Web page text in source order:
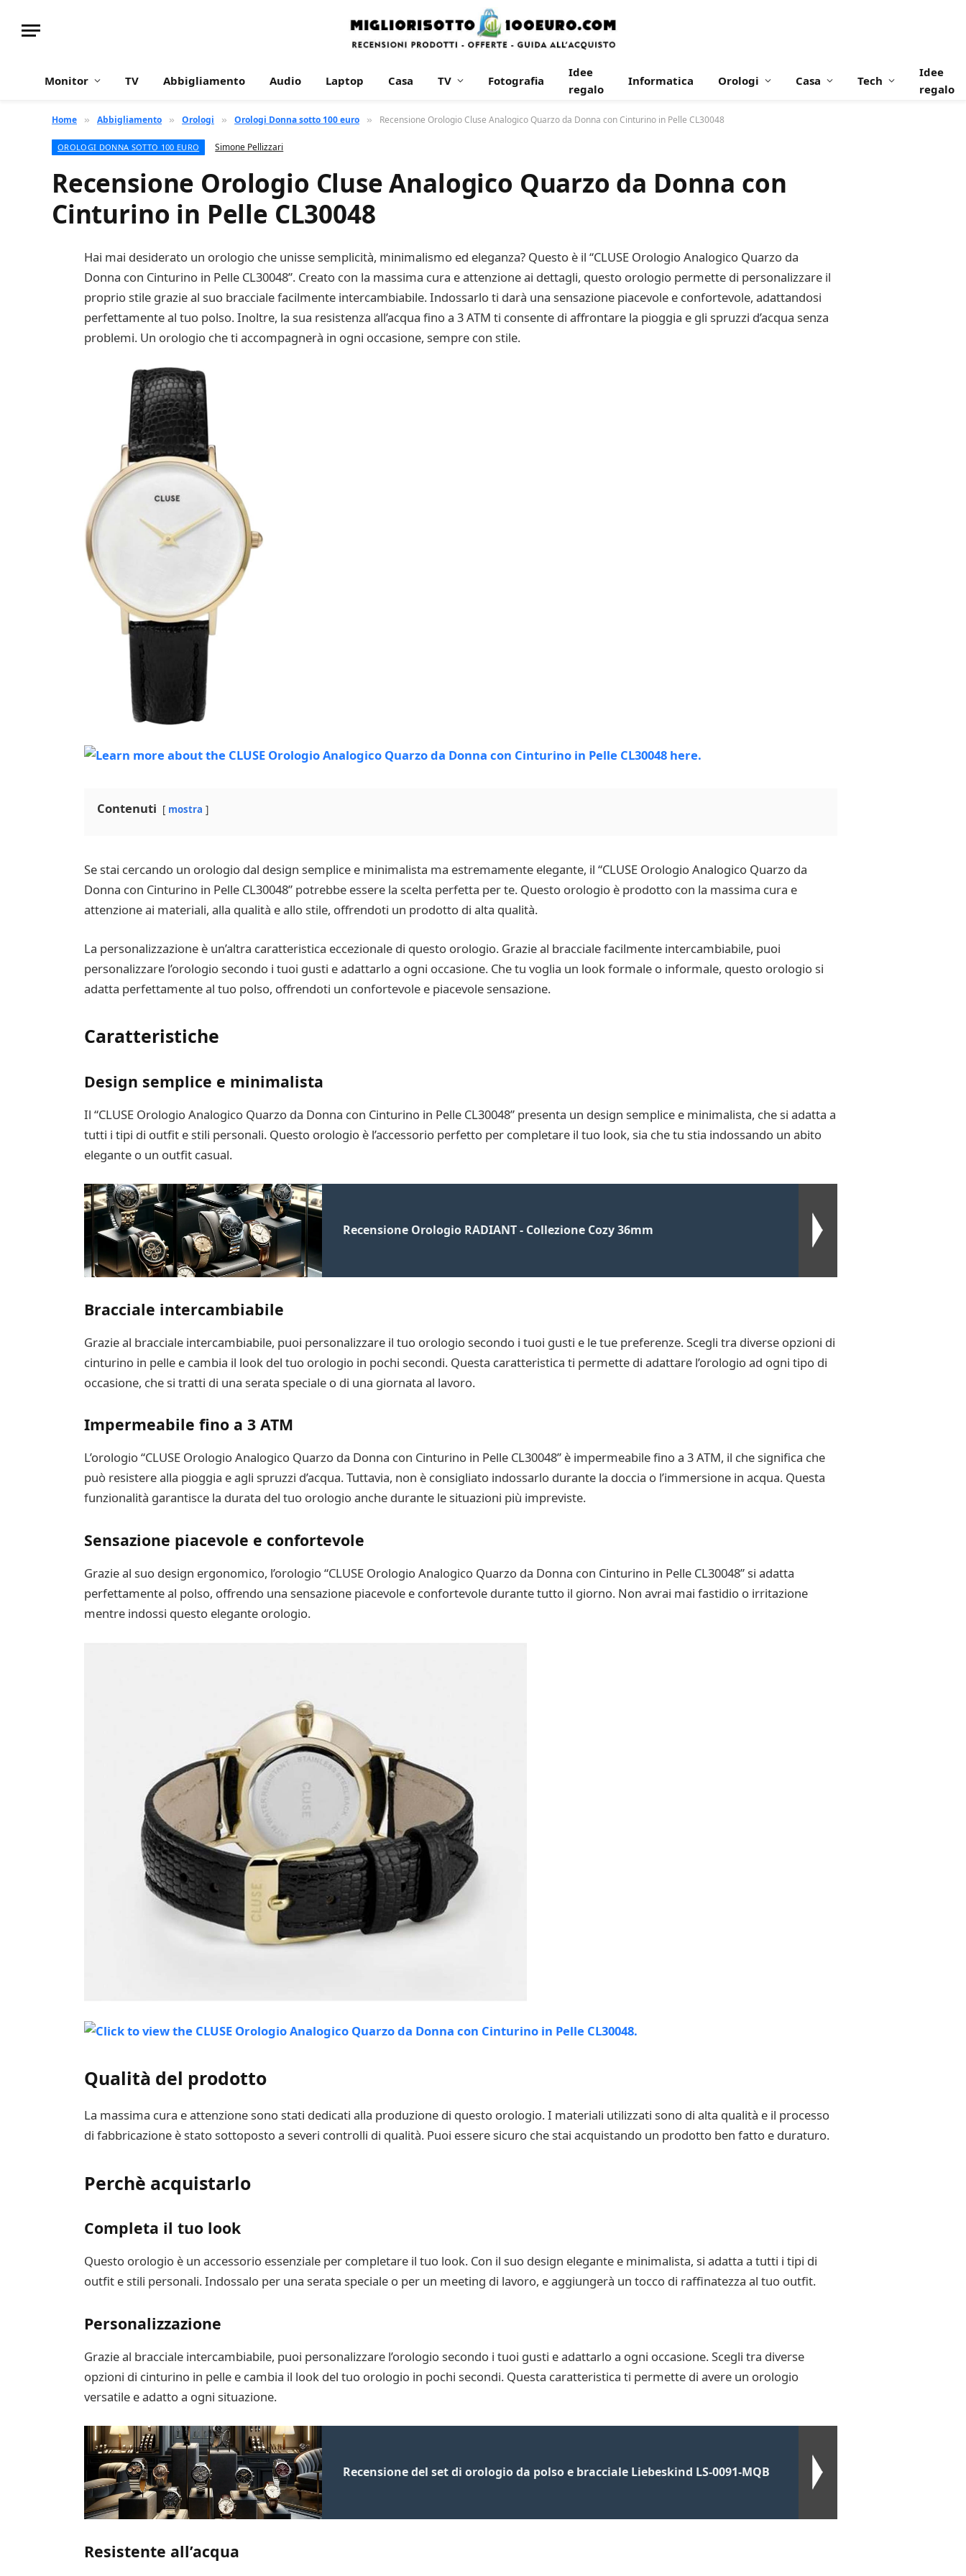
Monitor TV Abbigliamento Audio Laptop Casa TV Fotografia
Idee
regalo
Informatica Orologi Casa Tech
Idee
regalo
Home » Abbigliamento » Orologi » Orologi Donna sotto 100 euro » Recensione Orologio Cluse Analogico Quarzo da Donna con Cinturino in Pelle CL30048
OROLOGI DONNA SOTTO 100 EURO Simone Pellizzari
Recensione Orologio Cluse Analogico Quarzo da Donna con
Cinturino in Pelle CL30048
Hai mai desiderato un orologio che unisse semplicità, minimalismo ed eleganza? Questo è il “CLUSE Orologio Analogico Quarzo da
Donna con Cinturino in Pelle CL30048”. Creato con la massima cura e attenzione ai dettagli, questo orologio permette di personalizzare il
proprio stile grazie al suo bracciale facilmente intercambiabile. Indossarlo ti darà una sensazione piacevole e confortevole, adattandosi
perfettamente al tuo polso. Inoltre, la sua resistenza all’acqua fino a 3 ATM ti consente di affrontare la pioggia e gli spruzzi d’acqua senza
problemi. Un orologio che ti accompagnerà in ogni occasione, sempre con stile.
Contenuti mostra
Se stai cercando un orologio dal design semplice e minimalista ma estremamente elegante, il “CLUSE Orologio Analogico Quarzo da
Donna con Cinturino in Pelle CL30048” potrebbe essere la scelta perfetta per te. Questo orologio è prodotto con la massima cura e
attenzione ai materiali, alla qualità e allo stile, offrendoti un prodotto di alta qualità.
La personalizzazione è un’altra caratteristica eccezionale di questo orologio. Grazie al bracciale facilmente intercambiabile, puoi
personalizzare l’orologio secondo i tuoi gusti e adattarlo a ogni occasione. Che tu voglia un look formale o informale, questo orologio si
adatta perfettamente al tuo polso, offrendoti un confortevole e piacevole sensazione.
Caratteristiche
Design semplice e minimalista
Il “CLUSE Orologio Analogico Quarzo da Donna con Cinturino in Pelle CL30048” presenta un design semplice e minimalista, che si adatta a
tutti i tipi di outfit e stili personali. Questo orologio è l’accessorio perfetto per completare il tuo look, sia che tu stia indossando un abito
elegante o un outfit casual.
Recensione Orologio RADIANT - Collezione Cozy 36mm
Bracciale intercambiabile
Grazie al bracciale intercambiabile, puoi personalizzare il tuo orologio secondo i tuoi gusti e le tue preferenze. Scegli tra diverse opzioni di
cinturino in pelle e cambia il look del tuo orologio in pochi secondi. Questa caratteristica ti permette di adattare l’orologio ad ogni tipo di
occasione, che si tratti di una serata speciale o di una giornata al lavoro.
Impermeabile fino a 3 ATM
L’orologio “CLUSE Orologio Analogico Quarzo da Donna con Cinturino in Pelle CL30048” è impermeabile fino a 3 ATM, il che significa che
può resistere alla pioggia e agli spruzzi d’acqua. Tuttavia, non è consigliato indossarlo durante la doccia o l’immersione in acqua. Questa
funzionalità garantisce la durata del tuo orologio anche durante le situazioni più impreviste.
Sensazione piacevole e confortevole
Grazie al suo design ergonomico, l’orologio “CLUSE Orologio Analogico Quarzo da Donna con Cinturino in Pelle CL30048” si adatta
perfettamente al polso, offrendo una sensazione piacevole e confortevole durante tutto il giorno. Non avrai mai fastidio o irritazione
mentre indossi questo elegante orologio.
Qualità del prodotto
La massima cura e attenzione sono stati dedicati alla produzione di questo orologio. I materiali utilizzati sono di alta qualità e il processo
di fabbricazione è stato sottoposto a severi controlli di qualità. Puoi essere sicuro che stai acquistando un prodotto ben fatto e duraturo.
Perchè acquistarlo
Completa il tuo look
Questo orologio è un accessorio essenziale per completare il tuo look. Con il suo design elegante e minimalista, si adatta a tutti i tipi di
outfit e stili personali. Indossalo per una serata speciale o per un meeting di lavoro, e aggiungerà un tocco di raffinatezza al tuo outfit.
Personalizzazione
Grazie al bracciale intercambiabile, puoi personalizzare l’orologio secondo i tuoi gusti e adattarlo a ogni occasione. Scegli tra diverse
opzioni di cinturino in pelle e cambia il look del tuo orologio in pochi secondi. Questa caratteristica ti permette di avere un orologio
versatile e adatto a ogni situazione.
Recensione del set di orologio da polso e bracciale Liebeskind LS-0091-MQB
Resistente all’acqua